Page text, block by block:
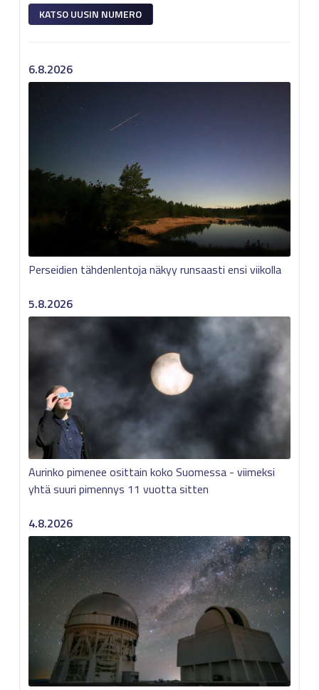
KATSO UUSIN NUMERO
6.8.2026
Perseidien tähdenlentoja näkyy runsaasti ensi viikolla
5.8.2026
Aurinko pimenee osittain koko Suomessa - viimeksi
yhtä suuri pimennys 11 vuotta sitten
4.8.2026